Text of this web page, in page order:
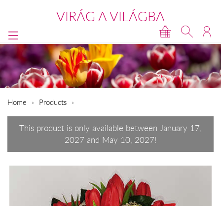
VIRÁG A VILÁGBA
Home Products
This product is only available between January 17,
2027 and May 10, 2027!